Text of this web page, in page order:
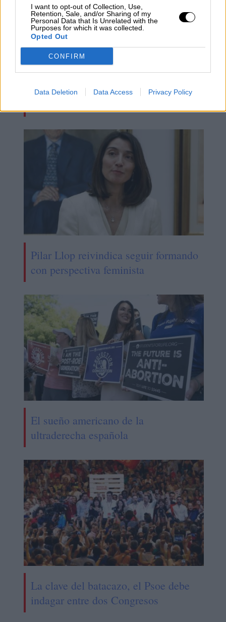
I want to opt-out of Collection, Use,
Retention, Sale, and/or Sharing of my
Personal Data that Is Unrelated with the
Purposes for which it was collected.
Opted Out
CONFIRM
Data Deletion Data Access Privacy Policy
Siguen las agresiones sexuales a las
mujeres mientras el ministerio de
Igualdad se distrae con conceptos
Pilar Llop reivindica seguir formando
con perspectiva feminista
El sueño americano de la
ultraderecha española
La clave del batacazo, el Psoe debe
indagar entre dos Congresos